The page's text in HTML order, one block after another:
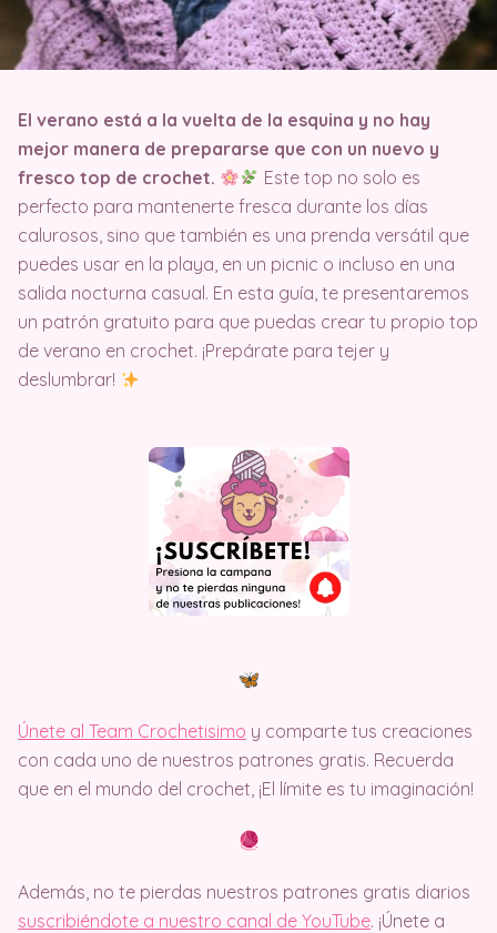
El verano está a la vuelta de la esquina y no hay
mejor manera de prepararse que con un nuevo y
fresco top de crochet.
Este top no solo es
perfecto para mantenerte fresca durante los días
calurosos, sino que también es una prenda versátil que
puedes usar en la playa, en un picnic o incluso en una
salida nocturna casual. En esta guía, te presentaremos
un patrón gratuito para que puedas crear tu propio top
de verano en crochet. ¡Prepárate para tejer y
deslumbrar!
Únete al Team Crochetisimo y comparte tus creaciones
con cada uno de nuestros patrones gratis. Recuerda
que en el mundo del crochet, ¡El límite es tu imaginación!
Además, no te pierdas nuestros patrones gratis diarios
suscribiéndote a nuestro canal de YouTube. ¡Únete a